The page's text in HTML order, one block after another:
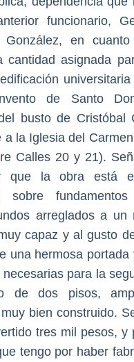
funcionario,
González, en
cantidad asignada
de Santo
busto de Cristóbal
a la Iglesia del
Calles 20 y 21).
que la obra está
sobre
arreglados a un
capaz y al gusto
una hermosa portada
para la
de dos pisos,
bien construido.
tres mil pesos, y
tengo por haber